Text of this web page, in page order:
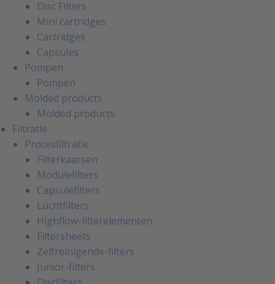
Disc Filters
Mini cartridges
Cartridges
Capsules
Pompen
Pompen
Molded products
Molded products
Filtratie
Procesfiltratie
Filterkaarsen
Modulefilters
Capsulefilters
Luchtfilters
Highflow-filterelementen
Filtersheets
Zelfreinigende-filters
Junior-filters